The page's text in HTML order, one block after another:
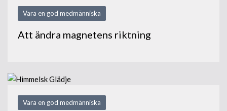
Vara en god medmänniska
Att ändra magnetens riktning
Vara en god medmänniska